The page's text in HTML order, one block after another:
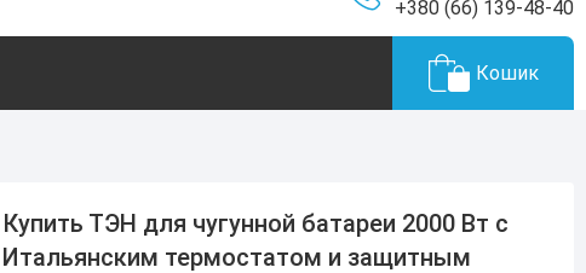
+380 (66) 139-48-40
Кошик
Купить ТЭН для чугунной батареи 2000 Вт с
Итальянским термостатом и защитным